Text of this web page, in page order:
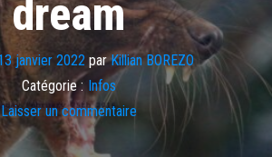
dream
janvier 2022parKillian BOREZO
Catégorie : Infos
Laisser un commentaire